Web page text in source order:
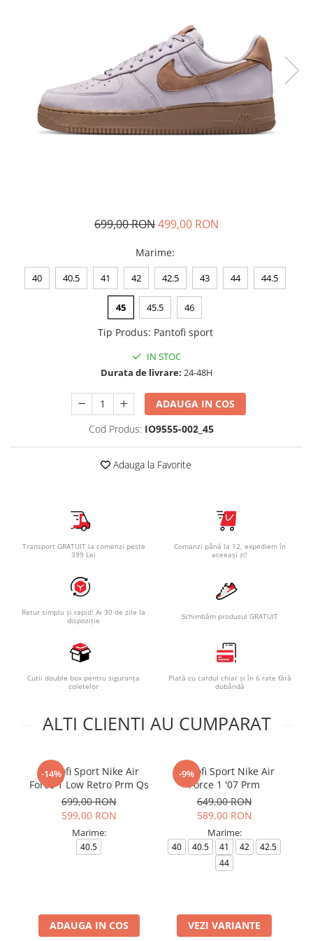
Pantaloni scurti Copii
Accesorii
Ingrijire incaltaminte
699,00 RON499,00 RON
Marime:
40 40.5 41 42 42.5 43 44 44.5
45 45.5 46
Tip Produs: Pantofi sport
IN STOC
Durata de livrare: 24-48H
ADAUGA IN COS
Cod Produs: IO9555-002_45
Adauga la Favorite
Transport GRATUIT la comenzi peste
399 Lei
Comanzi până la 12, expediem în
aceeași zi!
Retur simplu și rapid! Ai 30 de zile la
dispoziție
Schimbăm produsul GRATUIT
Cutii double box pentru siguranța
coletelor
Plată cu cardul chiar și în 6 rate fără
dobândă
ALTI CLIENTI AU CUMPARAT
-14%
Pantofi Sport Nike Air
Force 1 Low Retro Prm Qs
699,00 RON
599,00 RON
Marime:
40.5
ADAUGA IN COS
-9%
Pantofi Sport Nike Air
Force 1 '07 Prm
649,00 RON
589,00 RON
Marime:
40 40.5 41 42
42.5
44
VEZI VARIANTE